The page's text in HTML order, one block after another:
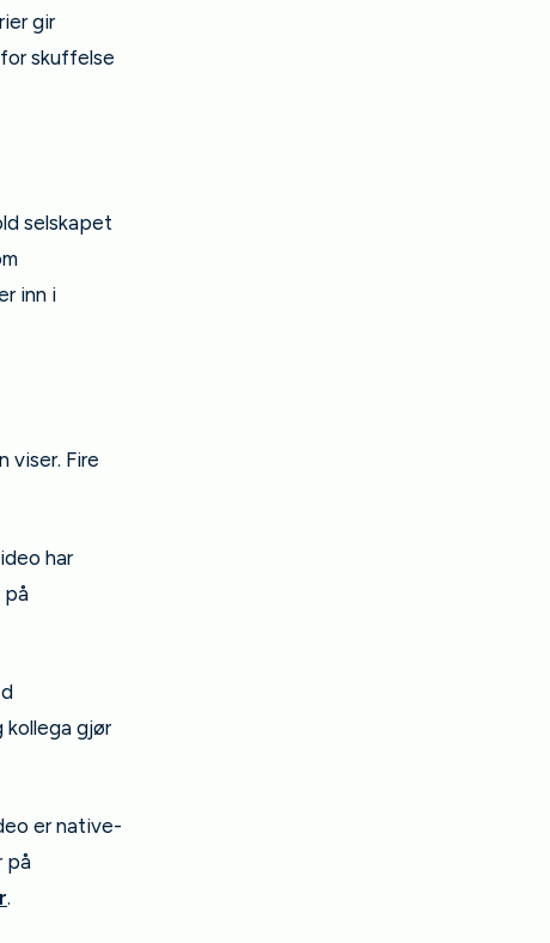
gir
skuffelse
selskapet
inn i
viser. Fire
har
på
gjør
er native-
på
.